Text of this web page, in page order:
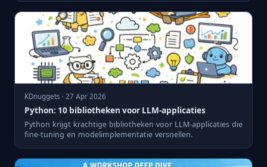
KDnuggets · 27 Apr 2026
Python: 10 bibliotheken voor LLM-applicaties
Python krijgt krachtige bibliotheken voor LLM-applicaties die
fine-tuning en modelimplementatie versnellen.